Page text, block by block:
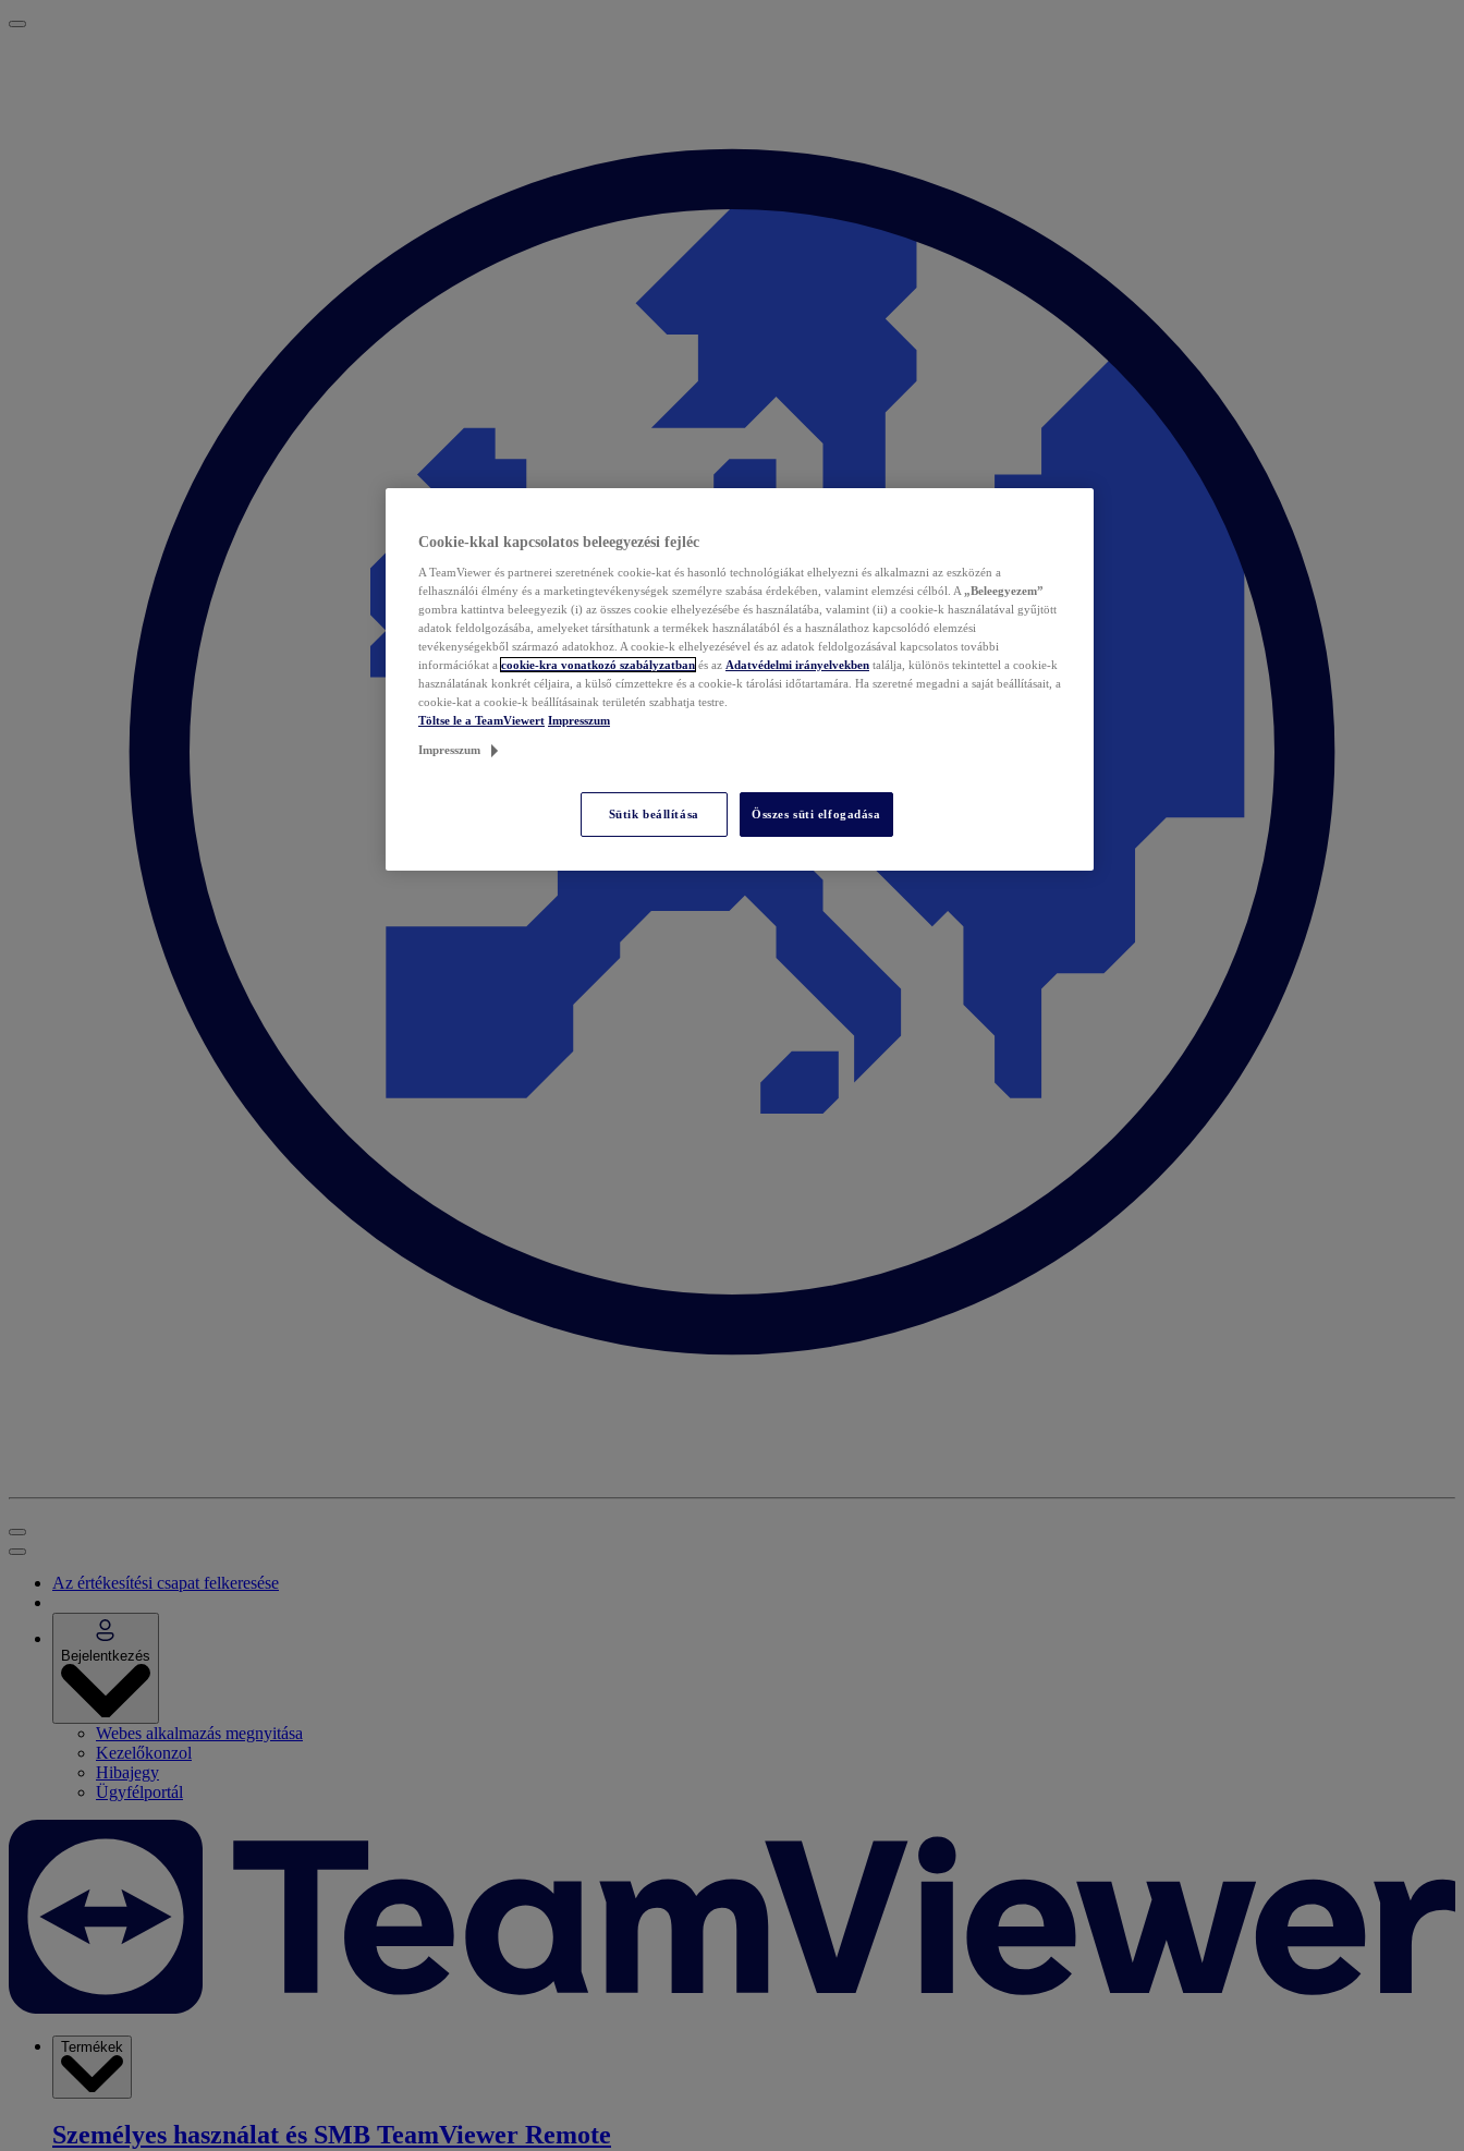
Az értékesítési csapat felkeresése
Bejelentkezés
Webes alkalmazás megnyitása
Kezelőkonzol
Hibajegy
Ügyfélportál
Termékek
Személyes használat és SMB TeamViewer Remote
Cookie-kkal kapcsolatos beleegyezési fejléc
A TeamViewer és partnerei szeretnének cookie-kat és hasonló technológiákat elhelyezni és alkalmazni az eszközén a
felhasználói élmény és a marketingtevékenységek személyre szabása érdekében, valamint elemzési célból. A „Beleegyezem”
gombra kattintva beleegyezik (i) az összes cookie elhelyezésébe és használatába, valamint (ii) a cookie-k használatával gyűjtött
adatok feldolgozásába, amelyeket társíthatunk a termékek használatából és a használathoz kapcsolódó elemzési
tevékenységekből származó adatokhoz. A cookie-k elhelyezésével és az adatok feldolgozásával kapcsolatos további
információkat a cookie-kra vonatkozó szabályzatban és az Adatvédelmi irányelvekben találja, különös tekintettel a cookie-k
használatának konkrét céljaira, a külső címzettekre és a cookie-k tárolási időtartamára. Ha szeretné megadni a saját beállításait, a
cookie-kat a cookie-k beállításainak területén szabhatja testre.
Töltse le a TeamViewert Impresszum
Impresszum
Sütik beállítása Összes süti elfogadása